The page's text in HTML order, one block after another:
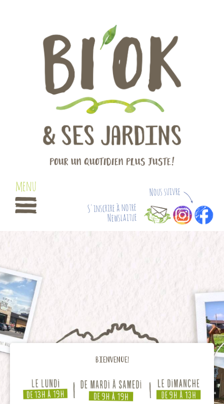
Pour un quotidien plus juste!
Nous suivre
S'inscrire à notre
Newslaitue
Bienvenue!